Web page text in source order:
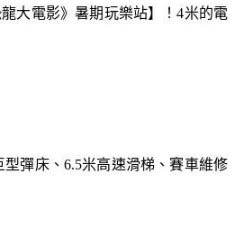
彈床、6.5米高速滑梯、賽車維修
大電影》暑期玩樂站】！4米的電